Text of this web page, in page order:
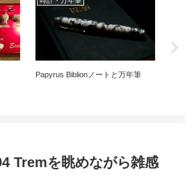
Papyrus Biblionノートと万年筆
Tremを眺めながら雑感